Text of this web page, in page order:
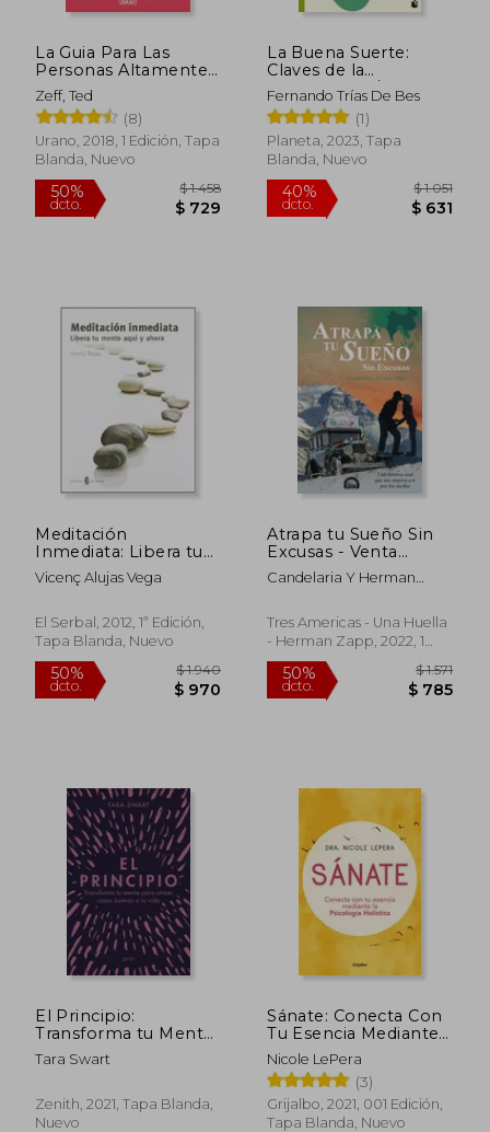
La Guia Para Las
Personas Altamente
Sensibles
Zeff, Ted
(8)
Urano, 2018, 1 Edición, Tapa
Blanda, Nuevo
50%
dcto.
La Buena Suerte:
Claves de la
Prosperidad / Good
Luck: The Keys to
Prosperity
Fernando Trías De Bes
(1)
Planeta, 2023, Tapa
Blanda, Nuevo
40%
dcto.
Meditación
Inmediata: Libera tu
Mente Aquí y Ahora
Vicenç Alujas Vega
El Serbal, 2012, 1ª Edición,
Tapa Blanda, Nuevo
Atrapa tu Sueño Sin
Excusas - Venta
directa de los Autores
del libro - Libro 4 del
Zapp
Candelaria Y Herman
Tres Americas - Una Huella
- Herman Zapp, 2022, 1
Edición, Tapa Blanda,
Nuevo
El Principio:
Transforma tu Mente
Para Atraer Cosas
Buenas a tu Vida
Tara Swart
Zenith, 2021, Tapa Blanda,
Nuevo
Sánate: Conecta Con
Tu Esencia Mediante
La Psicología
Holística / How to Do
the Work
Nicole LePera
(3)
Grijalbo, 2021, 001 Edición,
Tapa Blanda, Nuevo